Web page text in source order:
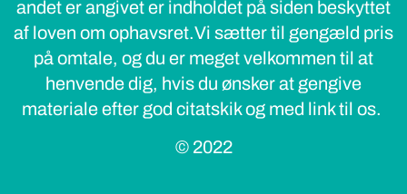
Bedste Fødevarer og VBF Medier. Med mindre
andet er angivet er indholdet på siden beskyttet
af loven om ophavsret.Vi sætter til gengæld pris
på omtale, og du er meget velkommen til at
henvende dig, hvis du ønsker at gengive
materiale efter god citatskik og med link til os.